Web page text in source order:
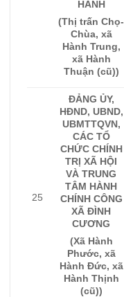
HÀNH
(Thị trấn Chọ-
Chùa, xã
Hành Trung,
xã Hành
Thuận (cũ))
25
ĐẢNG ỦY,
HĐND, UBND,
UBMTTQVN,
CÁC TỔ
CHỨC CHÍNH
TRỊ XÃ HỘI
VÀ TRUNG
TÂM HÀNH
CHÍNH CÔNG
XÃ ĐÌNH
CƯƠNG
(Xã Hành
Phước, xã
Hành Đức, xã
Hành Thịnh
(cũ))